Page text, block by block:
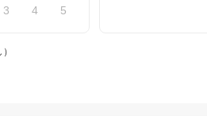
3 4 5